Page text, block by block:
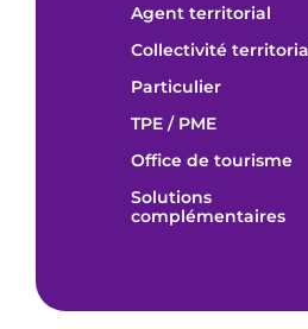
Agent territorial
Collectivité
Particulier
TPE / PME
Office de tourisme
Solutions
complémentaires